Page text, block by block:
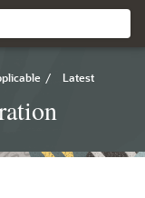
/ Latest